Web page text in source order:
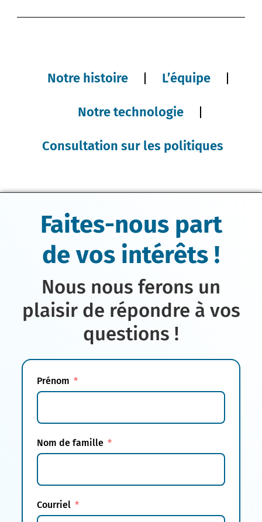
Notre histoire L’équipe
Notre technologie
Consultation sur les politiques
Faites-nous part
de vos intérêts !
Nous nous ferons un
plaisir de répondre à vos
questions !
Prénom
Nom de famille
Courriel